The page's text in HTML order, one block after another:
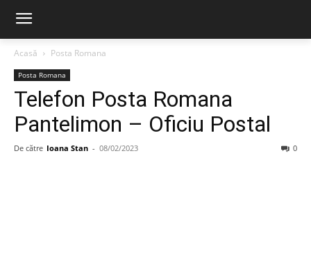
Acasă Posta Romana
Posta Romana
Telefon Posta Romana
Pantelimon – Oficiu Postal
De către Ioana Stan - 08/02/2023 0